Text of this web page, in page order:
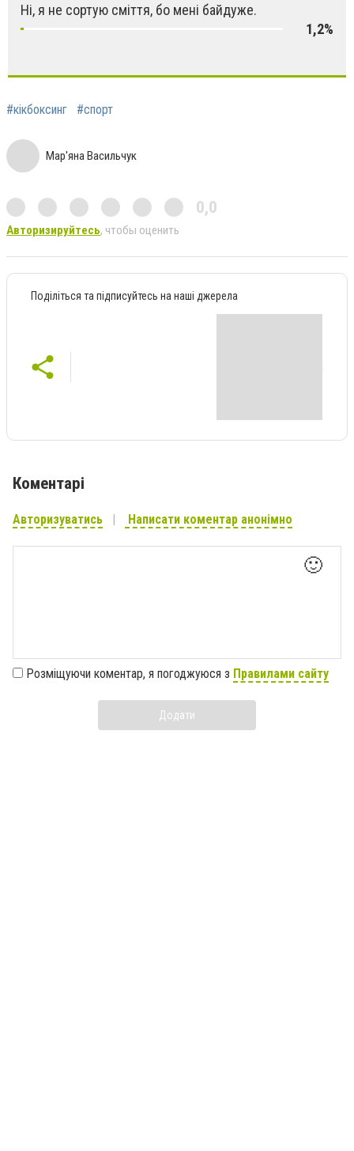
Ні, я не сортую сміття, бо мені байдуже.
1,2%
#кікбоксинг #спорт
Мар'яна Васильчук
0,0
Авторизируйтесь, чтобы оценить
Поділіться та підписуйтесь на наші джерела
Коментарі
Авторизуватись Написати коментар анонімно
🙂
Розміщуючи коментар, я погоджуюся з Правилами сайту
Додати